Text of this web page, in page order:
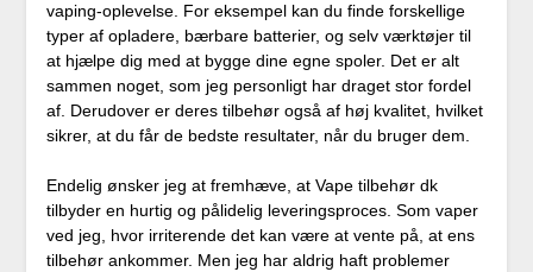
vaping-oplevelse. For eksempel kan du finde forskellige
typer af opladere, bærbare batterier, og selv værktøjer til
at hjælpe dig med at bygge dine egne spoler. Det er alt
sammen noget, som jeg personligt har draget stor fordel
af. Derudover er deres tilbehør også af høj kvalitet, hvilket
sikrer, at du får de bedste resultater, når du bruger dem.
Endelig ønsker jeg at fremhæve, at Vape tilbehør dk
tilbyder en hurtig og pålidelig leveringsproces. Som vaper
ved jeg, hvor irriterende det kan være at vente på, at ens
tilbehør ankommer. Men jeg har aldrig haft problemer